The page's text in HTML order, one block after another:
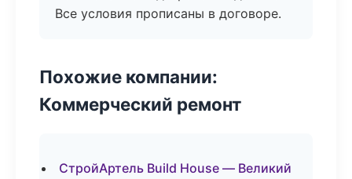
Все условия прописаны в договоре.
Похожие компании:
Коммерческий ремонт
СтройАртель Build House — Великий